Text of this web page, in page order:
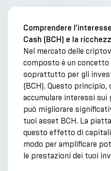
Comprendere
Cash (BCH) e la
Nel mercato delle
composto è un concetto
soprattutto per gli
(BCH). Questo principio,
accumulare interessi sui
può migliorare
tuoi asset BCH. La
questo effetto di
modo per amplificare
le prestazioni dei tuoi